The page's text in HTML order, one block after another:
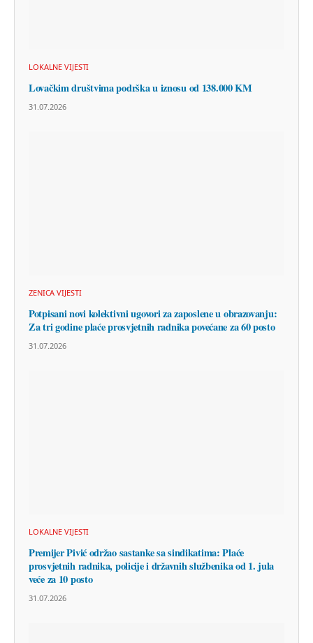
LOKALNE VIJESTI
Lovačkim društvima podrška u iznosu od 138.000 KM
31.07.2026
ZENICA VIJESTI
Potpisani novi kolektivni ugovori za zaposlene u obrazovanju:
Za tri godine plaće prosvjetnih radnika povećane za 60 posto
31.07.2026
LOKALNE VIJESTI
Premijer Pivić održao sastanke sa sindikatima: Plaće
prosvjetnih radnika, policije i državnih službenika od 1. jula
veće za 10 posto
31.07.2026